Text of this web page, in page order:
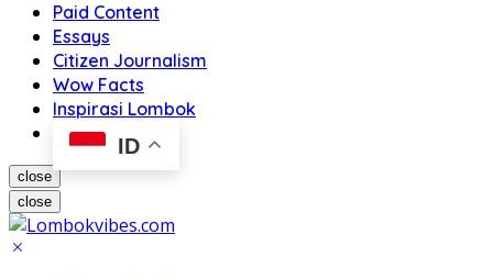
Paid Content
Essays
Citizen Journalism
Wow Facts
Inspirasi Lombok
ID
close
close